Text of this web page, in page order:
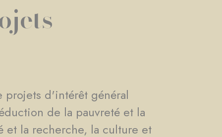
projets d'intérêt général
de la pauvreté et la
et la recherche, la culture et